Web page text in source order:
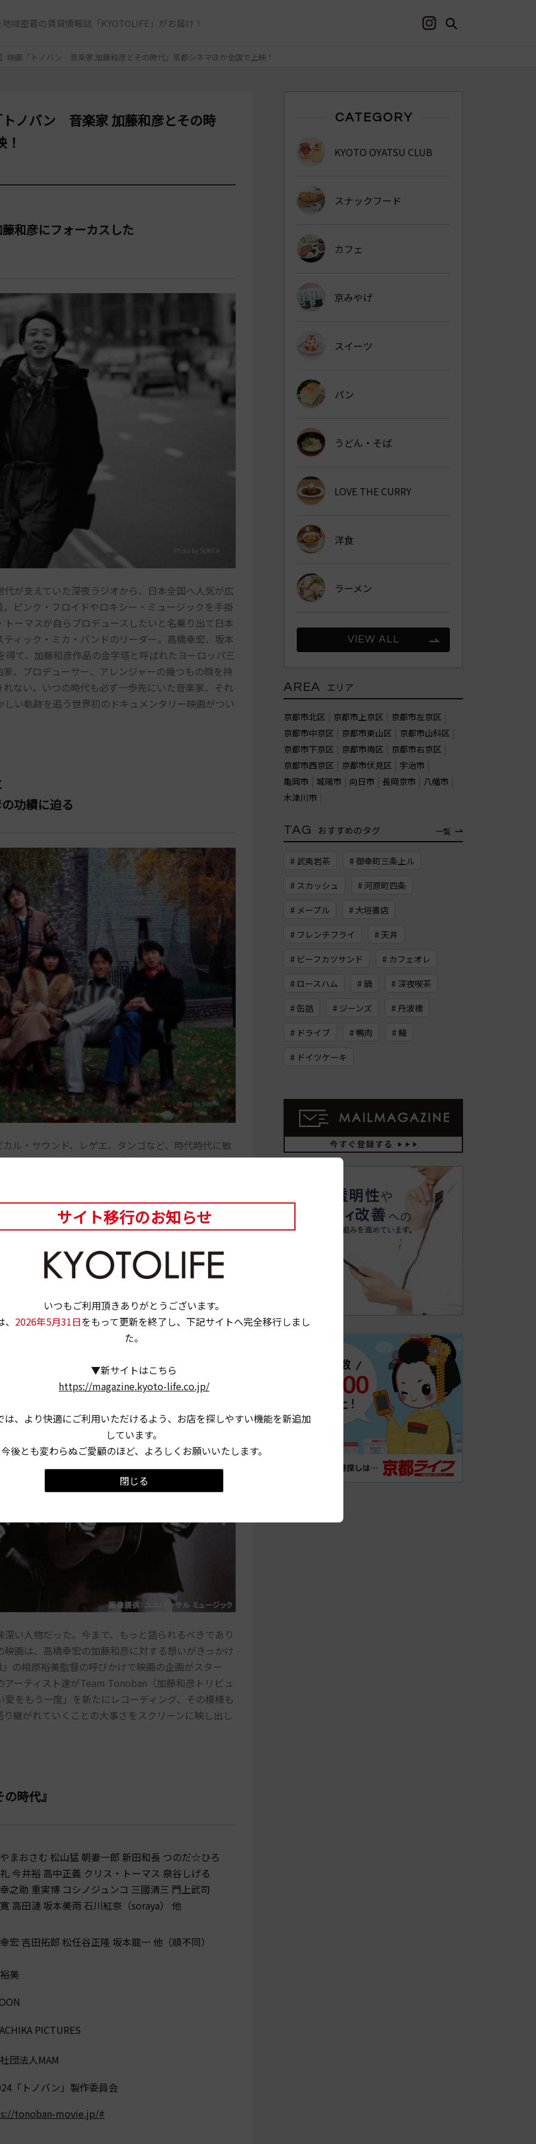
域密着の賃貸情報誌「KYOTOLIFE」がお届け！
映画「トノバン 音楽家 加藤和彦とその時代」京都シネマほか全国で上映！
ノバン 音楽家 加藤和彦とその時
和彦にフォーカスした
が支えていた深夜ラジオから、日本全国へ人気が広
ピンク・フロイドやロキシー・ミュージックを手掛
ーマスが自らプロデュースしたいと名乗り出て日本
ィック・ミカ・バンドのリーダー。高橋幸宏、坂本
て、加藤和彦作品の金字塔と呼ばれたヨーロッパ三
、プロデューサー、アレンジャーの幾つもの顔を持
ない。いつの時代も必ず一歩先にいた音楽家、それ
い軌跡を追う世界初のドキュメンタリー映画がつい
功績に迫る
ル・サウンド、レゲエ、タンゴなど、時代時代に敏
藤。その楽曲の幅広さ、意外性は一人の音楽家の手
楽家、加藤和彦のことを深く知ってほしい。
い人物だった。今まで、もっと語られるべきであり
画は、高橋幸宏の加藤和彦に対する想いがきっかけ
の相原裕美監督の呼びかけで映画の企画がスター
ーティスト達がTeam Tonoban（加藤和彦トリビュ
をもう一度」を新たにレコーディング、その模様も
継がれていくことの大事さをスクリーンに映し出し
時代』
まおさむ 松山猛 朝妻一郎 新田和長 つのだ☆ひろ
今井裕 高中正義 クリス・トーマス 泉谷しげる
之助 重実博 コシノジュンコ 三國清三 門上武司
高田漣 坂本美雨 石川紅奈（soraya） 他
宏 吉田拓郎 松任谷正隆 坂本龍一 他（順不同）
美
PICTURES
団法人MAM
「トノバン」製作委員会
tonoban-movie.jp/#
CATEGORY
KYOTO OYATSU CLUB
スナックフード
カフェ
京みやげ
スイーツ
パン
うどん・そば
LOVE THE CURRY
洋食
ラーメン
VIEW ALL
AREA エリア
京都市北区 京都市上京区
京都市左京区
京都市中京区
京都市東山区
京都市山科区
京都市下京区
京都市南区
京都市右京区
京都市西京区
京都市伏見区
宇治市
亀岡市
城陽市 向日市 長岡京市
八幡市
木津川市
TAG おすすめのタグ 一覧
# 武夷岩茶 # 御幸町三条上ル
# スカッシュ # 河原町四条
# メープル # 大垣書店
# フレンチフライ # 天丼
# ビーフカツサンド # カフェオレ
# ロースハム # 鍋 # 深夜喫茶
# 缶詰 # ジーンズ # 丹波橋
# ドライブ # 鴨肉 # 鰻
# ドイツケーキ
サイト移行のお知らせ
いつもご利用頂きありがとうございます。
2026年5月31日をもって更新を終了し、下記サイトへ完全移行しまし
た。
▼新サイトはこちら
https://magazine.kyoto-life.co.jp/
は、より快適にご利用いただけるよう、お店を探しやすい機能を新追加
しています。
今後とも変わらぬご愛顧のほど、よろしくお願いいたします。
閉じる